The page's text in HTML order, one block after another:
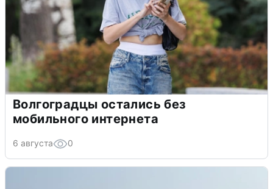
Волгоградцы остались без
мобильного интернета
6 августа 0